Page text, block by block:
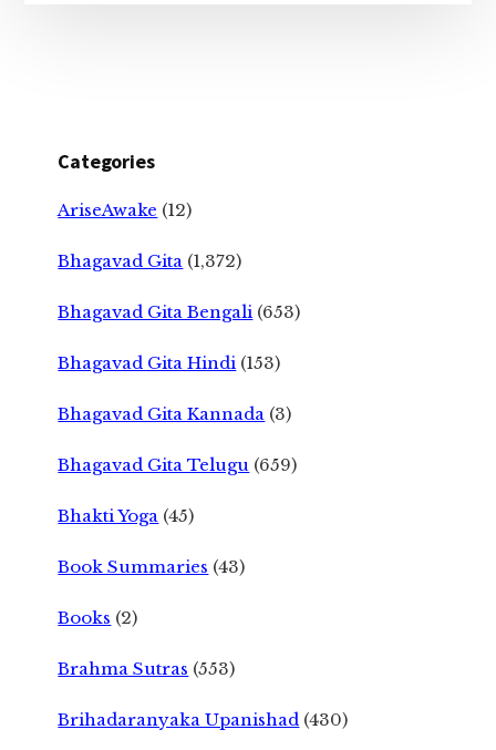
Categories
AriseAwake (12)
Bhagavad Gita (1,372)
Bhagavad Gita Bengali (653)
Bhagavad Gita Hindi (153)
Bhagavad Gita Kannada (3)
Bhagavad Gita Telugu (659)
Bhakti Yoga (45)
Book Summaries (43)
Books (2)
Brahma Sutras (553)
Brihadaranyaka Upanishad (430)